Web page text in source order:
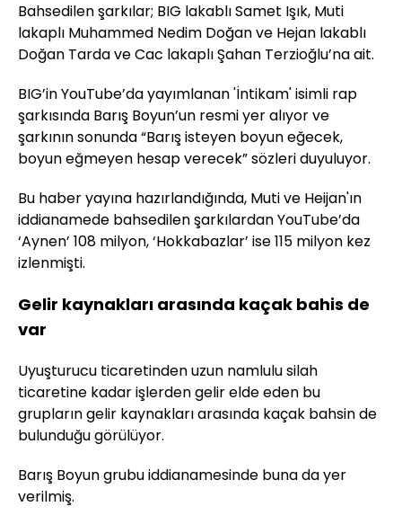
Bahsedilen şarkılar; BIG lakablı Samet Işık, Muti
lakaplı Muhammed Nedim Doğan ve Hejan lakablı
Doğan Tarda ve Cac lakaplı Şahan Terzioğlu’na ait.
BIG’in YouTube’da yayımlanan 'İntikam' isimli rap
şarkısında Barış Boyun’un resmi yer alıyor ve
şarkının sonunda “Barış isteyen boyun eğecek,
boyun eğmeyen hesap verecek” sözleri duyuluyor.
Bu haber yayına hazırlandığında, Muti ve Heijan'ın
iddianamede bahsedilen şarkılardan YouTube’da
‘Aynen’ 108 milyon, ‘Hokkabazlar’ ise 115 milyon kez
izlenmişti.
Gelir kaynakları arasında kaçak bahis de
var
Uyuşturucu ticaretinden uzun namlulu silah
ticaretine kadar işlerden gelir elde eden bu
grupların gelir kaynakları arasında kaçak bahsin de
bulunduğu görülüyor.
Barış Boyun grubu iddianamesinde buna da yer
verilmiş.